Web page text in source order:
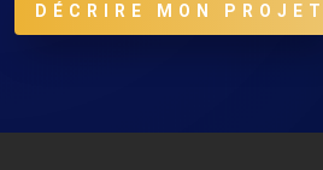
DÉCRIRE MON PROJET